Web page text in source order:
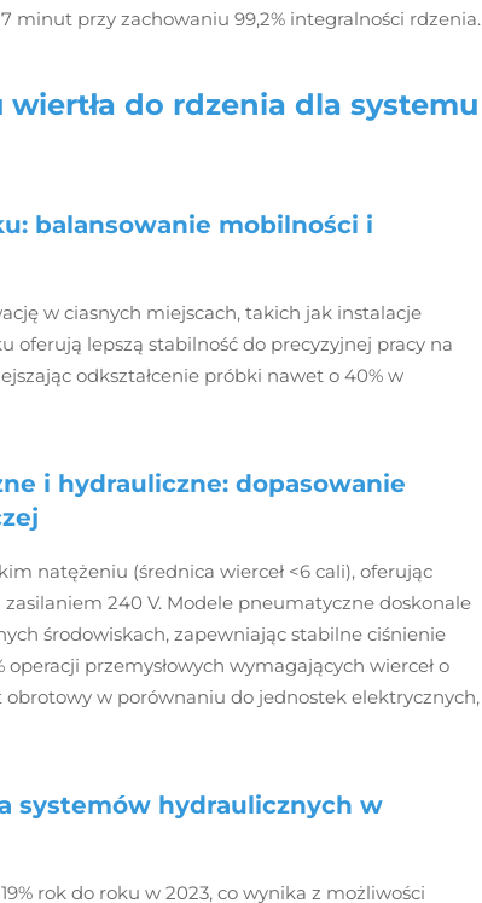
minut przy zachowaniu 99,2% integralności rdzenia.
do rdzenia dla systemu
balansowanie mobilności i
w ciasnych miejscach, takich jak instalacje
oferują lepszą stabilność do precyzyjnej pracy na
odkształcenie próbki nawet o 40% w
i hydrauliczne: dopasowanie
natężeniu (średnica wierceł <6 cali), oferując
240 V. Modele pneumatyczne doskonale
środowiskach, zapewniając stabilne ciśnienie
przemysłowych wymagających wierceł o
w porównaniu do jednostek elektrycznych,
systemów hydraulicznych w
rok do roku w 2023, co wynika z możliwości